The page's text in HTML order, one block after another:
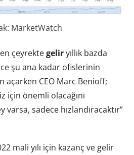
MarketWatch
çeyrektegeliryıllık bazda
şu ana kadar ofislerinin
açarken CEO Marc Benioff;
için önemli olacağını
sadece hızlandıracaktır”
mali yılı için kazanç ve gelir